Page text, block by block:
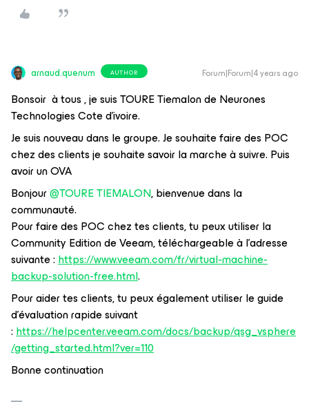
arnaud.quenum AUTHOR Forum|Forum|4 years ago
Bonsoir à tous , je suis TOURE Tiemalon de Neurones
Technologies Cote d’ivoire.
Je suis nouveau dans le groupe. Je souhaite faire des POC
chez des clients je souhaite savoir la marche à suivre. Puis
avoir un OVA
Bonjour@TOURE TIEMALON, bienvenue dans la
communauté.
Pour faire des POC chez tes clients, tu peux utiliser la
Community Edition de Veeam, téléchargeable à l’adresse
suivante :https://www.veeam.com/fr/virtual-machine-
backup-solution-free.html.
Pour aider tes clients, tu peux également utiliser le guide
d’évaluation rapide suivant
:https://helpcenter.veeam.com/docs/backup/qsg_vsphere
/getting_started.html?ver=110
Bonne continuation